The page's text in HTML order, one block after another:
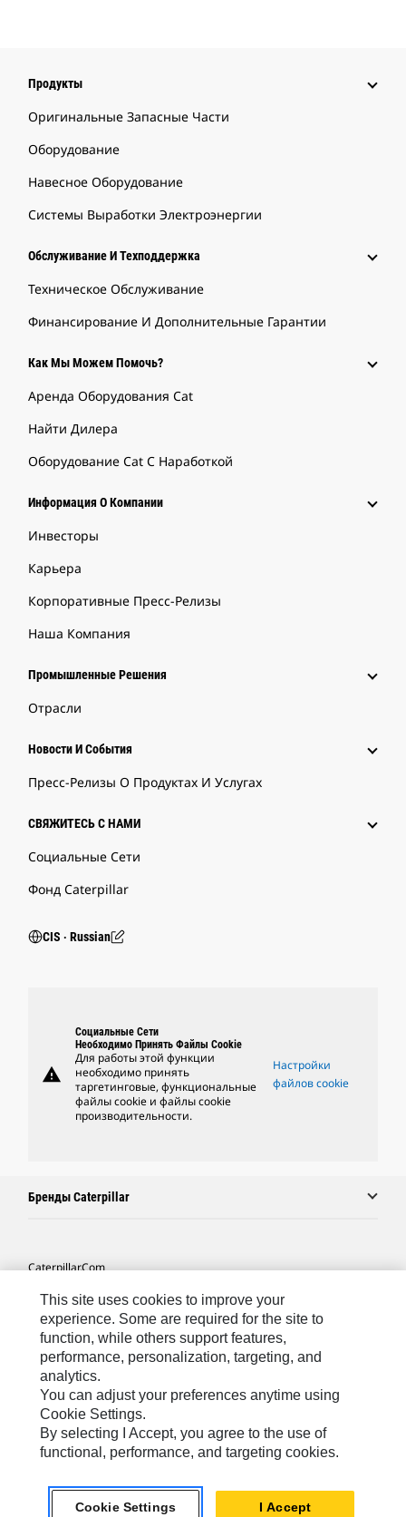
Продукты
Оригинальные Запасные Части
Оборудование
Навесное Оборудование
Системы Выработки Электроэнергии
Обслуживание И Техподдержка
Техническое Обслуживание
Финансирование И Дополнительные Гарантии
Как Мы Можем Помочь?
Аренда Оборудования Cat
Найти Дилера
Оборудование Cat С Наработкой
Информация О Компании
Инвесторы
Карьера
Корпоративные Пресс-Релизы
Наша Компания
Промышленные Решения
Отрасли
Новости И События
Пресс-Релизы О Продуктах И Услугах
СВЯЖИТЕСЬ С НАМИ
Социальные Сети
Фонд Caterpillar
CIS ‧ Russian
warning
Социальные Сети
Необходимо Принять Файлы Cookie
Для работы этой функции
необходимо принять
таргетинговые, функциональные
файлы cookie и файлы cookie
производительности.
Настройки
файлов cookie
Бренды Caterpillar
Caterpillar.com
Связаться С Caterpillar
Карта Сайта
Cookie Settings
Юридическая Информация
Конфиденциальность Личных Данных
CIS - Russian© 2026 Caterpillar. Все права сохранены.
This site uses cookies to improve your
experience. Some are required for the site to
function, while others support features,
performance, personalization, targeting, and
analytics.
You can adjust your preferences anytime using
Cookie Settings.
By selecting I Accept, you agree to the use of
functional, performance, and targeting cookies.
Cookie Settings I Accept